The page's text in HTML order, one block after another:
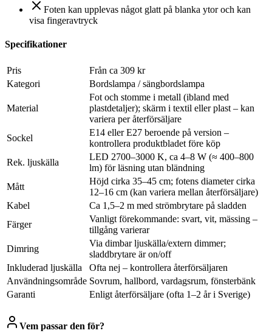
Foten kan upplevas något glatt på blanka ytor och kan
visa fingeravtryck
Specifikationer
Pris
Från ca 309 kr
Kategori
Bordslampa / sängbordslampa
Material
Fot och stomme i metall (ibland med
plastdetaljer); skärm i textil eller plast – kan
variera per återförsäljare
Sockel
E14 eller E27 beroende på version –
kontrollera produktbladet före köp
Rek. ljuskälla
LED 2700–3000 K, ca 4–8 W (≈ 400–800
lm) för läsning utan bländning
Mått
Höjd cirka 35–45 cm; fotens diameter cirka
12–16 cm (kan variera mellan återförsäljare)
Kabel
Ca 1,5–2 m med strömbrytare på sladden
Färger
Vanligt förekommande: svart, vit, mässing –
tillgång varierar
Dimring
Via dimbar ljuskälla/extern dimmer;
sladdbrytare är on/off
Inkluderad ljuskälla
Ofta nej – kontrollera återförsäljaren
Användningsområde Sovrum, hallbord, vardagsrum, fönsterbänk
Garanti
Enligt återförsäljare (ofta 1–2 år i Sverige)
Vem passar den för?